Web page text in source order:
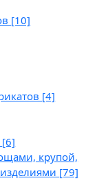
[10]
[4]
[6]
крупой,
[79]